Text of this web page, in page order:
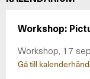
Workshop:
Workshop, 17
Gå till